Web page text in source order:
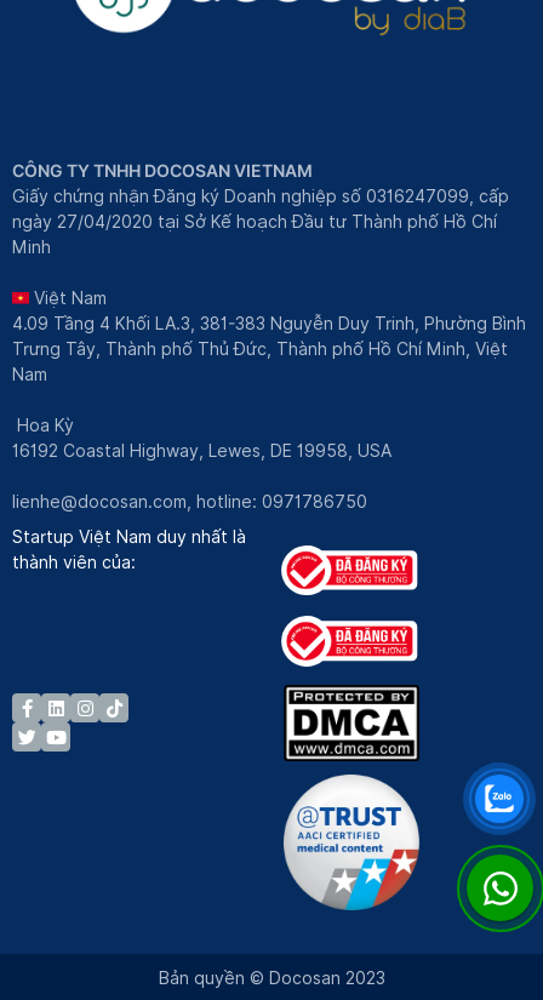
CÔNG TY TNHH DOCOSAN VIETNAM
Giấy chứng nhận Đăng ký Doanh nghiệp số 0316247099, cấp
ngày 27/04/2020 tại Sở Kế hoạch Đầu tư Thành phố Hồ Chí
Minh
Việt Nam
4.09 Tầng 4 Khối LA.3, 381-383 Nguyễn Duy Trinh, Phường Bình
Trưng Tây, Thành phố Thủ Đức, Thành phố Hồ Chí Minh, Việt
Nam
Hoa Kỳ
16192 Coastal Highway, Lewes, DE 19958, USA
lienhe@docosan.com , hotline: 0971786750
Startup Việt Nam duy nhất là
thành viên của:
Bản quyền © Docosan 2023